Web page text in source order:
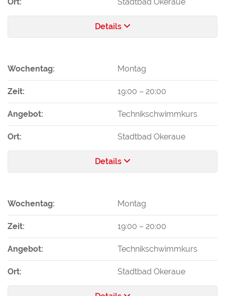
Details
Wochentag: Montag
Zeit: 19:00 – 20:00
Angebot: Technikschwimmkurs
Ort: Stadtbad Okeraue
Details
Wochentag: Montag
Zeit: 19:00 – 20:00
Angebot: Technikschwimmkurs
Ort: Stadtbad Okeraue